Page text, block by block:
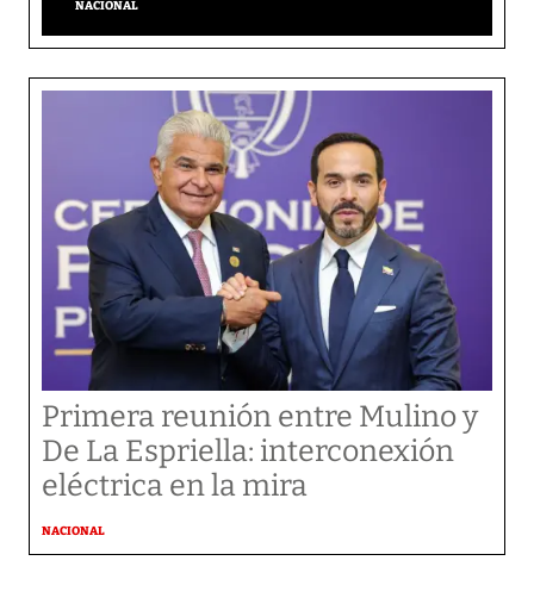
NACIONAL
Primera reunión entre Mulino y
De La Espriella: interconexión
eléctrica en la mira
NACIONAL